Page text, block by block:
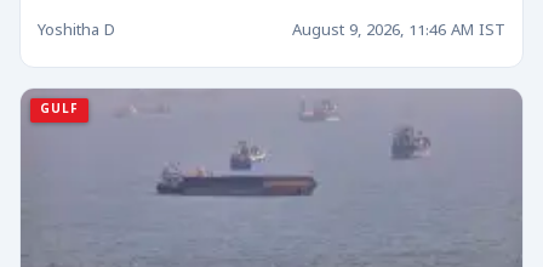
Yoshitha D August 9, 2026, 11:46 AM IST
GULF